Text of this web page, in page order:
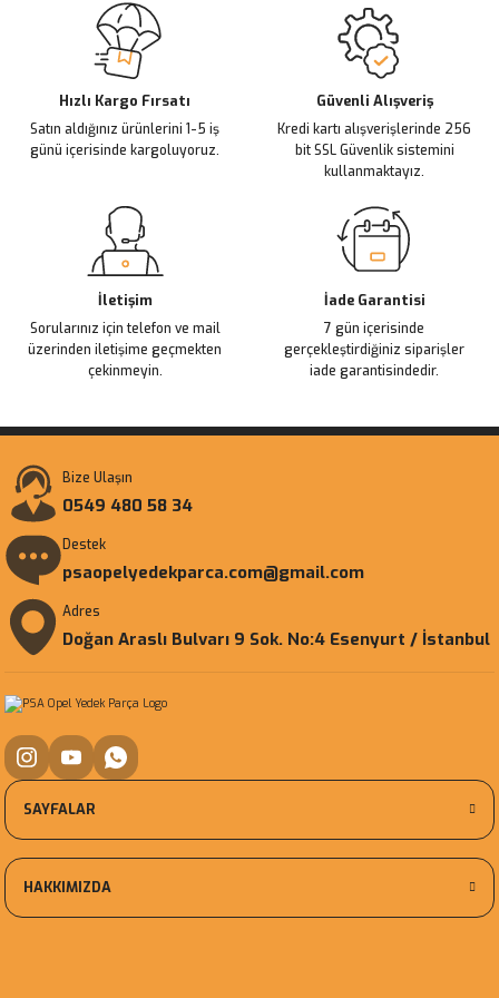
Ürün resmi kalitesiz, bozuk veya görüntülenemiyor.
Ürün açıklamasında eksik bilgiler bulunuyor.
Ürün bilgilerinde hatalar bulunuyor.
Ürün fiyatı diğer sitelerden daha pahalı.
Bu ürüne benzer farklı alternatifler olmalı.
Hızlı Kargo Fırsatı
Satın aldığınız ürünlerini 1-5 iş
günü içerisinde kargoluyoruz.
Güvenli Alışveriş
Kredi kartı alışverişlerinde 256
bit SSL Güvenlik sistemini
kullanmaktayız.
İletişim
Sorularınız için telefon ve mail
üzerinden iletişime geçmekten
çekinmeyin.
İade Garantisi
7 gün içerisinde
gerçekleştirdiğiniz siparişler
iade garantisindedir.
Bize Ulaşın
0549 480 58 34
Destek
psaopelyedekparca.com@gmail.com
Adres
Doğan Araslı Bulvarı 9 Sok. No:4 Esenyurt / İstanbul
SAYFALAR
HAKKIMIZDA